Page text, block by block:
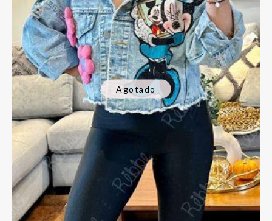
Agotado